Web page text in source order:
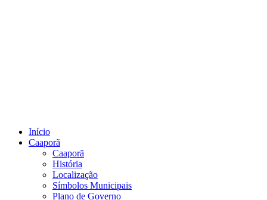
Início
Caaporã
Caaporã
História
Localização
Símbolos Municipais
Plano de Governo